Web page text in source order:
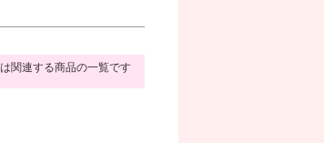
関連する商品の一覧です